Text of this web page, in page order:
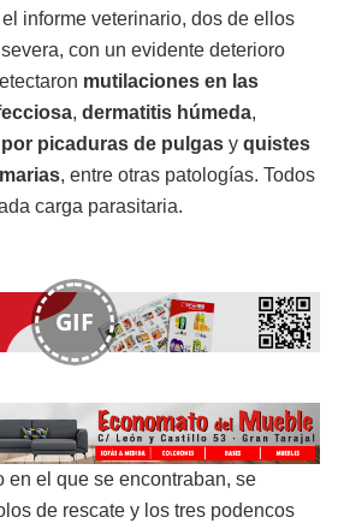
informe veterinario, dos de ellos
con un evidente deterioro
mutilaciones en las
, dermatitis húmeda,
picaduras de pulgas y quistes
, entre otras patologías. Todos
carga parasitaria.
GIF
en el que se encontraban, se
de rescate y los tres podencos